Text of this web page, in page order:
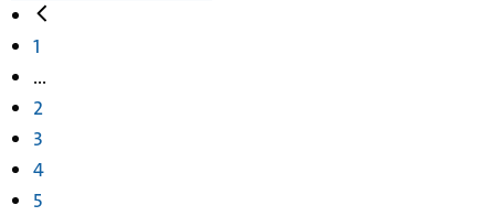
1
...
2
3
4
5